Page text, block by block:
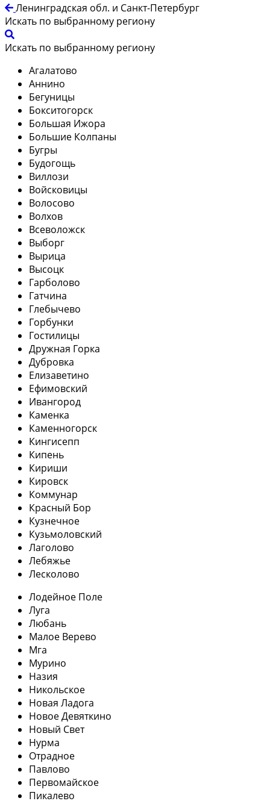
Ленинградская обл. и Санкт-Петербург
Искать по выбранному региону
Искать по выбранному региону
Агалатово
Аннино
Бегуницы
Бокситогорск
Большая Ижора
Большие Колпаны
Бугры
Будогощь
Виллози
Войсковицы
Волосово
Волхов
Всеволожск
Выборг
Вырица
Высоцк
Гарболово
Гатчина
Глебычево
Горбунки
Гостилицы
Дружная Горка
Дубровка
Елизаветино
Ефимовский
Ивангород
Каменка
Каменногорск
Кингисепп
Кипень
Кириши
Кировск
Коммунар
Красный Бор
Кузнечное
Кузьмоловский
Лаголово
Лебяжье
Лесколово
Лодейное Поле
Луга
Любань
Малое Верево
Мга
Мурино
Назия
Никольское
Новая Ладога
Новое Девяткино
Новый Свет
Нурма
Отрадное
Павлово
Первомайское
Пикалево